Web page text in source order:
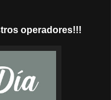
operadores!!!